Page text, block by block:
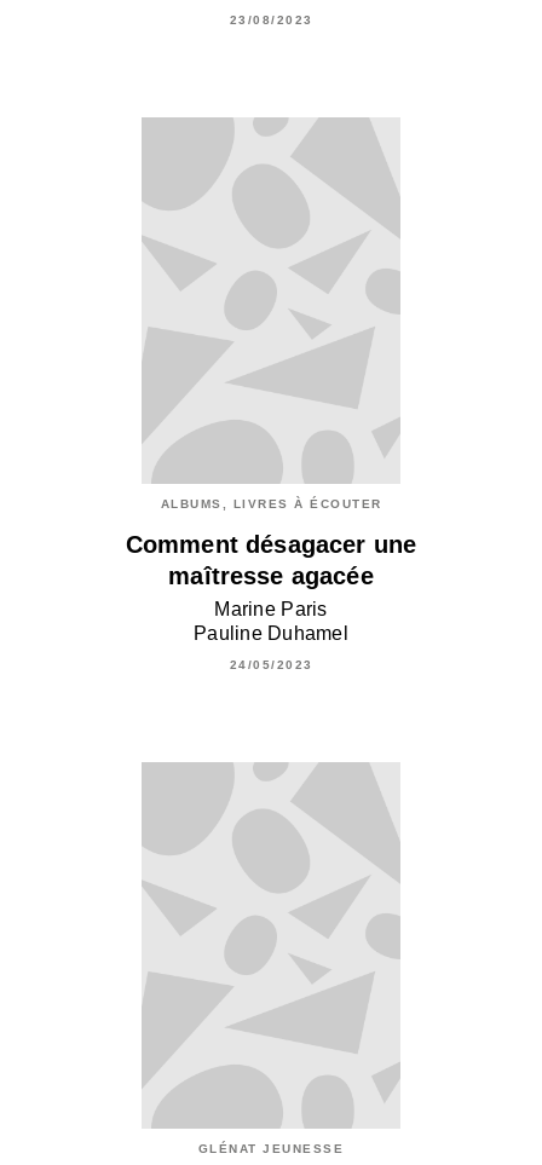
23/08/2023
ALBUMS, LIVRES À ÉCOUTER
Comment désagacer une
maîtresse agacée
Marine Paris
Pauline Duhamel
24/05/2023
GLÉNAT JEUNESSE